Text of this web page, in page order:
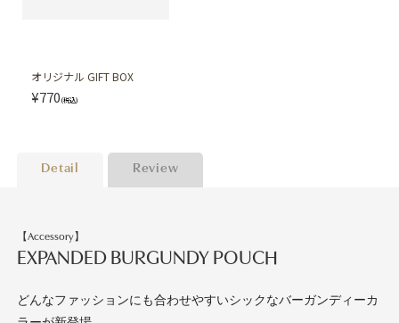
オリジナル GIFT BOX
¥770 (税込)
Detail Review
【Accessory】
EXPANDED BURGUNDY POUCH
どんなファッションにも合わせやすいシックなバーガンディーカ